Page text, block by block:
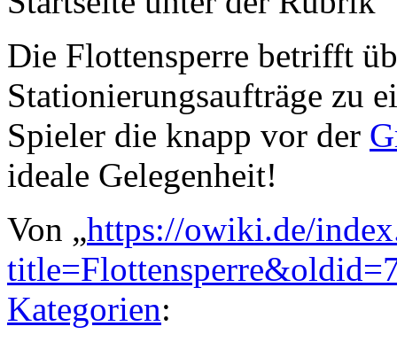
Die Flottensperre betrifft
Stationierungsaufträge zu
Spieler die knapp vor der
ideale Gelegenheit!
Von „https://owiki.de/
Kategorien: